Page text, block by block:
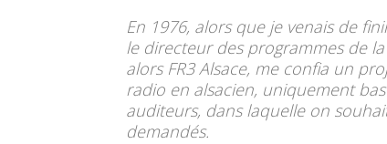
En 1976, alors que je venais de
le directeur des programmes de
alors FR3 Alsace, me confia un
radio en alsacien, uniquement
auditeurs, dans laquelle on
demandés.